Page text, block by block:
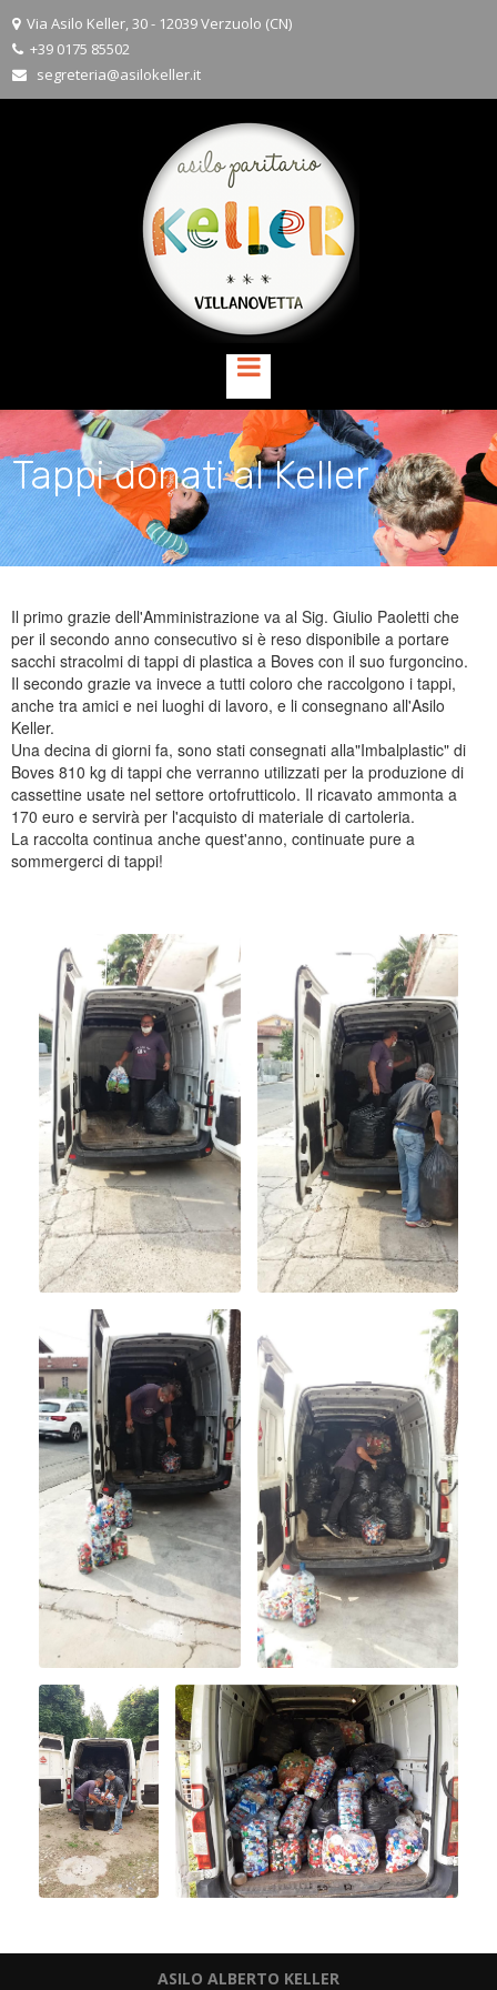
Via Asilo Keller, 30 - 12039 Verzuolo (CN)
 +39 0175 85502
 segreteria@asilokeller.it
Tappi donati al Keller
Il primo grazie dell'Amministrazione va al Sig. Giulio Paoletti che
per il secondo anno consecutivo si è reso disponibile a portare
sacchi stracolmi di tappi di plastica a Boves con il suo furgoncino.
Il secondo grazie va invece a tutti coloro che raccolgono i tappi,
anche tra amici e nei luoghi di lavoro, e li consegnano all'Asilo
Keller.
Una decina di giorni fa, sono stati consegnati alla"Imbalplastic" di
Boves 810 kg di tappi che verranno utilizzati per la produzione di
cassettine usate nel settore ortofrutticolo. Il ricavato ammonta a
170 euro e servirà per l'acquisto di materiale di cartoleria.
La raccolta continua anche quest'anno, continuate pure a
sommergerci di tappi!
ASILO ALBERTO KELLER